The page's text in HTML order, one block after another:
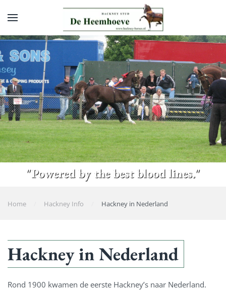
Skip to main content
"Powered by the best blood lines."
Home Hackney Info Hackney in Nederland
Hackney in Nederland
Rond 1900 kwamen de eerste Hackney’s naar Nederland.